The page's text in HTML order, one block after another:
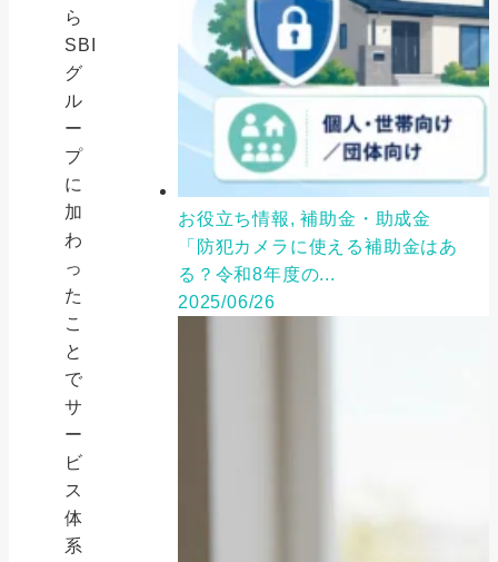
ら
SBI
グ
ル
ー
プ
に
加
わ
っ
た
こ
と
で
サ
ー
ビ
ス
体
系
お役立ち情報, 補助金・助成金
「防犯カメラに使える補助金はあ
る？令和8年度の...
2025/06/26